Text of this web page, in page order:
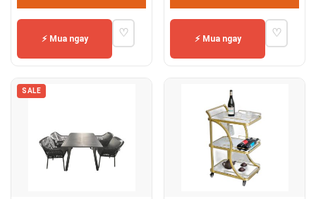
2,300,000₫.là:
1,600,000₫.
⚡ Mua ngay ♡ ⚡ Mua ngay ♡
SALE